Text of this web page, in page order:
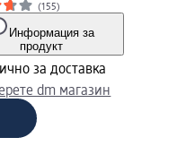
(155)
Информация за
продукт
за доставка
dm магазин